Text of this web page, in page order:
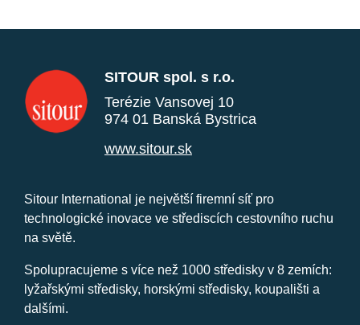
SITOUR spol. s r.o.
Terézie Vansovej 10
974 01 Banská Bystrica
www.sitour.sk
Sitour International je největší firemní síť pro
technologické inovace ve střediscích cestovního ruchu
na světě.
Spolupracujeme s více než 1000 středisky v 8 zemích:
lyžařskými středisky, horskými středisky, koupališti a
dalšími.